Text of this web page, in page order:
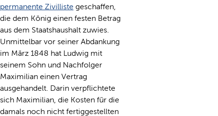
permanente Zivilliste geschaffen,
die dem König einen festen Betrag
aus dem Staatshaushalt zuwies.
Unmittelbar vor seiner Abdankung
im März 1848 hat Ludwig mit
seinem Sohn und Nachfolger
Maximilian einen Vertrag
ausgehandelt. Darin verpflichtete
sich Maximilian, die Kosten für die
damals noch nicht fertiggestellten